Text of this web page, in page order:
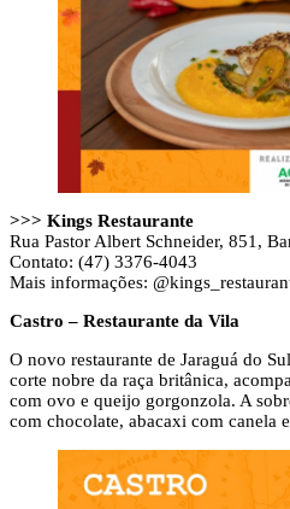
>>> Kings Restaurante
Rua Pastor Albert Schneider, 851,
Contato: (47) 3376-4043
Mais informações:
Castro – Restaurante da Vila
O novo restaurante de Jaraguá do
corte nobre da raça britânica,
com ovo e queijo gorgonzola. A
com chocolate, abacaxi com canela